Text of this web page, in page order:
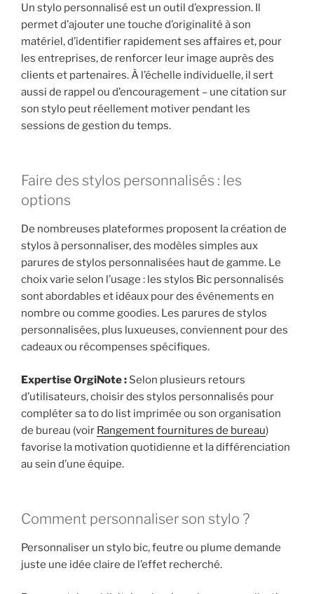
Un stylo personnalisé est un outil d’expression. Il
permet d’ajouter une touche d’originalité à son
matériel, d’identifier rapidement ses affaires et, pour
les entreprises, de renforcer leur image auprès des
clients et partenaires. À l’échelle individuelle, il sert
aussi de rappel ou d’encouragement – une citation sur
son stylo peut réellement motiver pendant les
sessions de gestion du temps.
Faire des stylos personnalisés : les
options
De nombreuses plateformes proposent la création de
stylos à personnaliser, des modèles simples aux
parures de stylos personnalisées haut de gamme. Le
choix varie selon l’usage : les stylos Bic personnalisés
sont abordables et idéaux pour des événements en
nombre ou comme goodies. Les parures de stylos
personnalisées, plus luxueuses, conviennent pour des
cadeaux ou récompenses spécifiques.
Expertise OrgiNote : Selon plusieurs retours
d’utilisateurs, choisir des stylos personnalisés pour
compléter sa to do list imprimée ou son organisation
de bureau (voir Rangement fournitures de bureau)
favorise la motivation quotidienne et la différenciation
au sein d’une équipe.
Comment personnaliser son stylo ?
Personnaliser un stylo bic, feutre ou plume demande
juste une idée claire de l’effet recherché.